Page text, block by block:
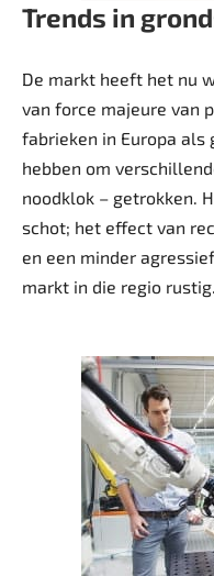
Trends in
De markt heeft het nu
van force majeure van
fabrieken in Europa als
hebben om
noodklok – getrokken.
schot; het effect van
en een minder
markt in die regio rustig.